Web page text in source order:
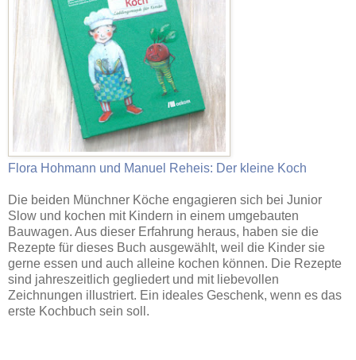
Flora Hohmann und Manuel Reheis: Der kleine Koch
Die beiden Münchner Köche engagieren sich bei Junior
Slow und kochen mit Kindern in einem umgebauten
Bauwagen. Aus dieser Erfahrung heraus, haben sie die
Rezepte für dieses Buch ausgewählt, weil die Kinder sie
gerne essen und auch alleine kochen können. Die Rezepte
sind jahreszeitlich gegliedert und mit liebevollen
Zeichnungen illustriert. Ein ideales Geschenk, wenn es das
erste Kochbuch sein soll.